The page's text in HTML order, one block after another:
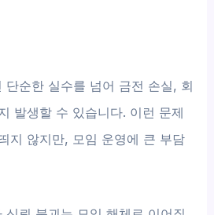
단순한 실수를 넘어 금전 손실, 회
발생할 수 있습니다. 이런 문제
지 않지만, 모임 운영에 큰 부담